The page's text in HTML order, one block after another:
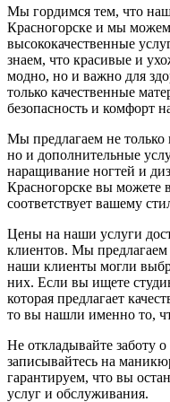
Мы гордимся тем, что
Красногорске и мы
высококачественные
знаем, что красивые и
модно, но и важно для
только качественные
безопасность и комфорт
Мы предлагаем не
но и дополнительные
наращивание ногтей и
Красногорске вы можете
соответствует вашему
Цены на наши услуги
клиентов. Мы предлагаем
наши клиенты могли
них. Если вы ищете
которая предлагает
то вы нашли именно то,
Не откладывайте заботу
записывайтесь на
гарантируем, что вы
услуг и обслуживания.